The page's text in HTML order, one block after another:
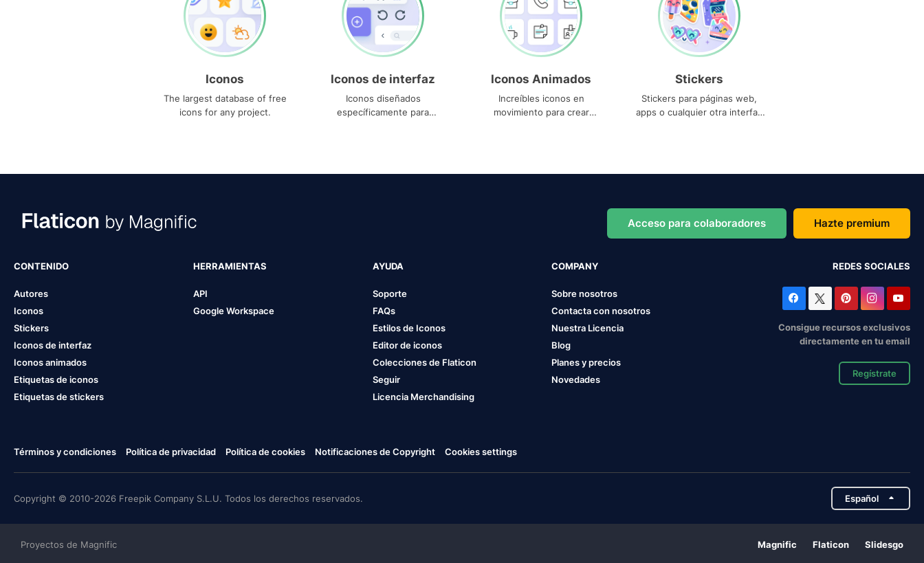
Iconos
The largest database of free
icons for any project.
Iconos de interfaz
Iconos diseñados
específicamente para
Iconos Animados
Increíbles iconos en
movimiento para crear
Stickers
Stickers para páginas web,
apps o cualquier otra interfaz
Acceso para colaboradores Hazte premium
CONTENIDO
Autores
Iconos
Stickers
Iconos de interfaz
Iconos animados
Etiquetas de iconos
Etiquetas de stickers
HERRAMIENTAS
API
Google Workspace
AYUDA
Soporte
FAQs
Estilos de Iconos
Editor de iconos
Colecciones de Flaticon
Seguir
Licencia Merchandising
COMPANY
Sobre nosotros
Contacta con nosotros
Nuestra Licencia
Blog
Planes y precios
Novedades
REDES SOCIALES
Consigue recursos exclusivos
directamente en tu email
Regístrate
Términos y condiciones Política de privacidad Política de cookies Notificaciones de Copyright Cookies settings
Copyright © 2010-2026 Freepik Company S.L.U. Todos los derechos reservados. Español
Proyectos de Magnific Magnific Flaticon Slidesgo